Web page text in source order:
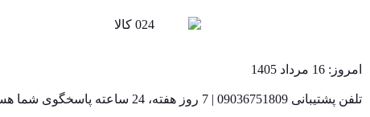
امروز: 16 مرداد 1405
تلفن پشتیبانی 09036751809 | 7 روز هفته، 24 ساعته پاسخگوی شما هستیم